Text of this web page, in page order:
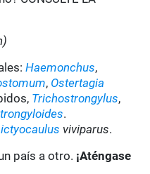
Haemonchus,
, Ostertagia
Trichostrongylus,
.
viviparus.
país a otro. ¡Aténgase